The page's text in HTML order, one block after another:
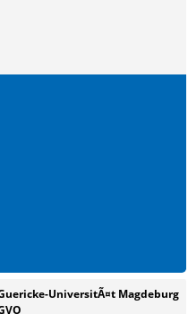
UniversitÃ¤t Magdeburg